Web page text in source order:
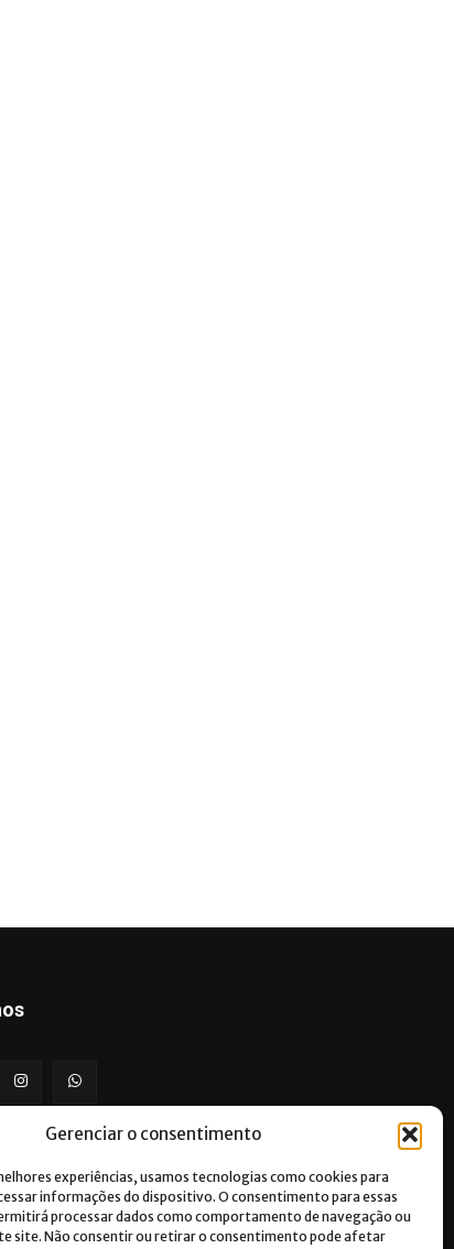
Gerenciar o consentimento
experiências, usamos tecnologias como cookies para
informações do dispositivo. O consentimento para essas
processar dados como comportamento de navegação ou
site. Não consentir ou retirar o consentimento pode afetar